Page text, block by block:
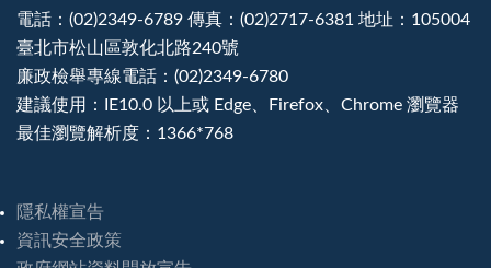
電話：(02)2349-6789 傳真：(02)2717-6381 地址：105004
臺北市松山區敦化北路240號
廉政檢舉專線電話：(02)2349-6780
建議使用：IE10.0 以上或 Edge、Firefox、Chrome 瀏覽器
最佳瀏覽解析度：1366*768
隱私權宣告
資訊安全政策